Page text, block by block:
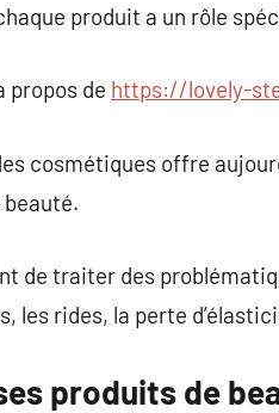
produit a un rôle
propos de https://lovely-
cosmétiques offre
de traiter des
les rides, la perte
produits de